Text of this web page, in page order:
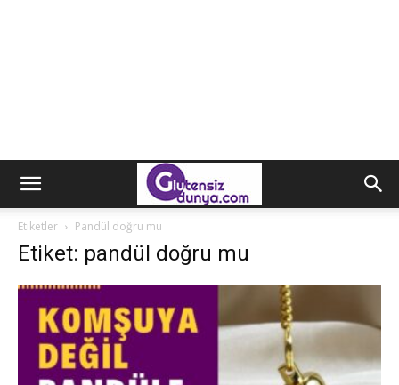
Etiketler Pandül doğru mu
Etiket: pandül doğru mu